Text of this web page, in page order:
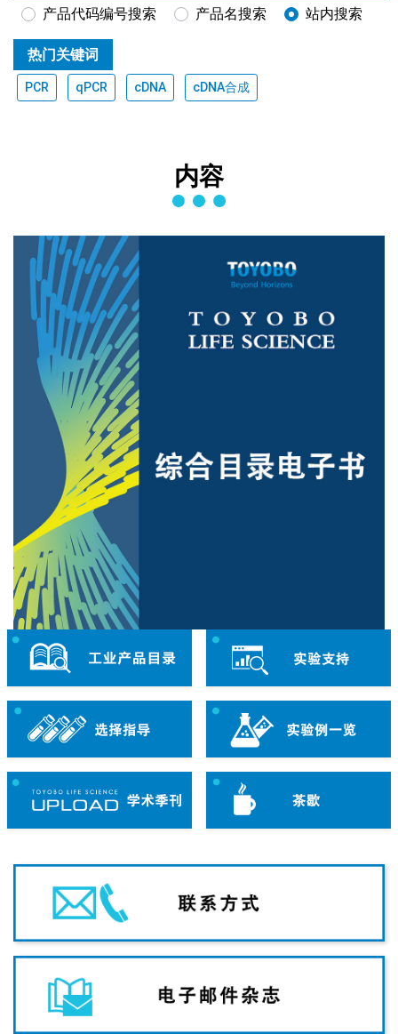
产品代码编号搜索 产品名搜索 站内搜索
热门关键词
PCR qPCR cDNA cDNA合成
内容